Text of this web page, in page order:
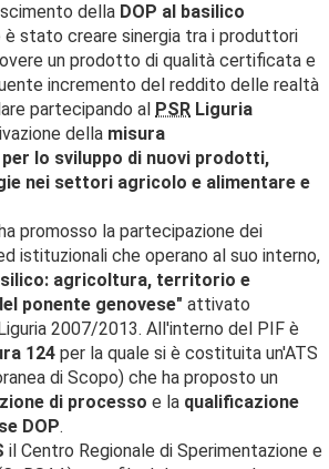
della DOP al basilico
è stato creare sinergia tra i produttori
un prodotto di qualità certificata e
incremento del reddito delle realtà
partecipando al PSR Liguria
della misura
lo sviluppo di nuovi prodotti,
nei settori agricolo e alimentare e
promosso la partecipazione dei
istituzionali che operano al suo interno,
agricoltura, territorio e
ponente genovese" attivato
2007/2013. All'interno del PIF è
124 per la quale si è costituita un'ATS
di Scopo) che ha proposto un
di processo e la qualificazione
DOP.
il Centro Regionale di Sperimentazione e